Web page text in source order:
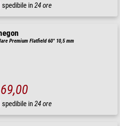
spedibile in24 ore
Premium Flatfield 60° 10,5 mm
spedibile in24 ore